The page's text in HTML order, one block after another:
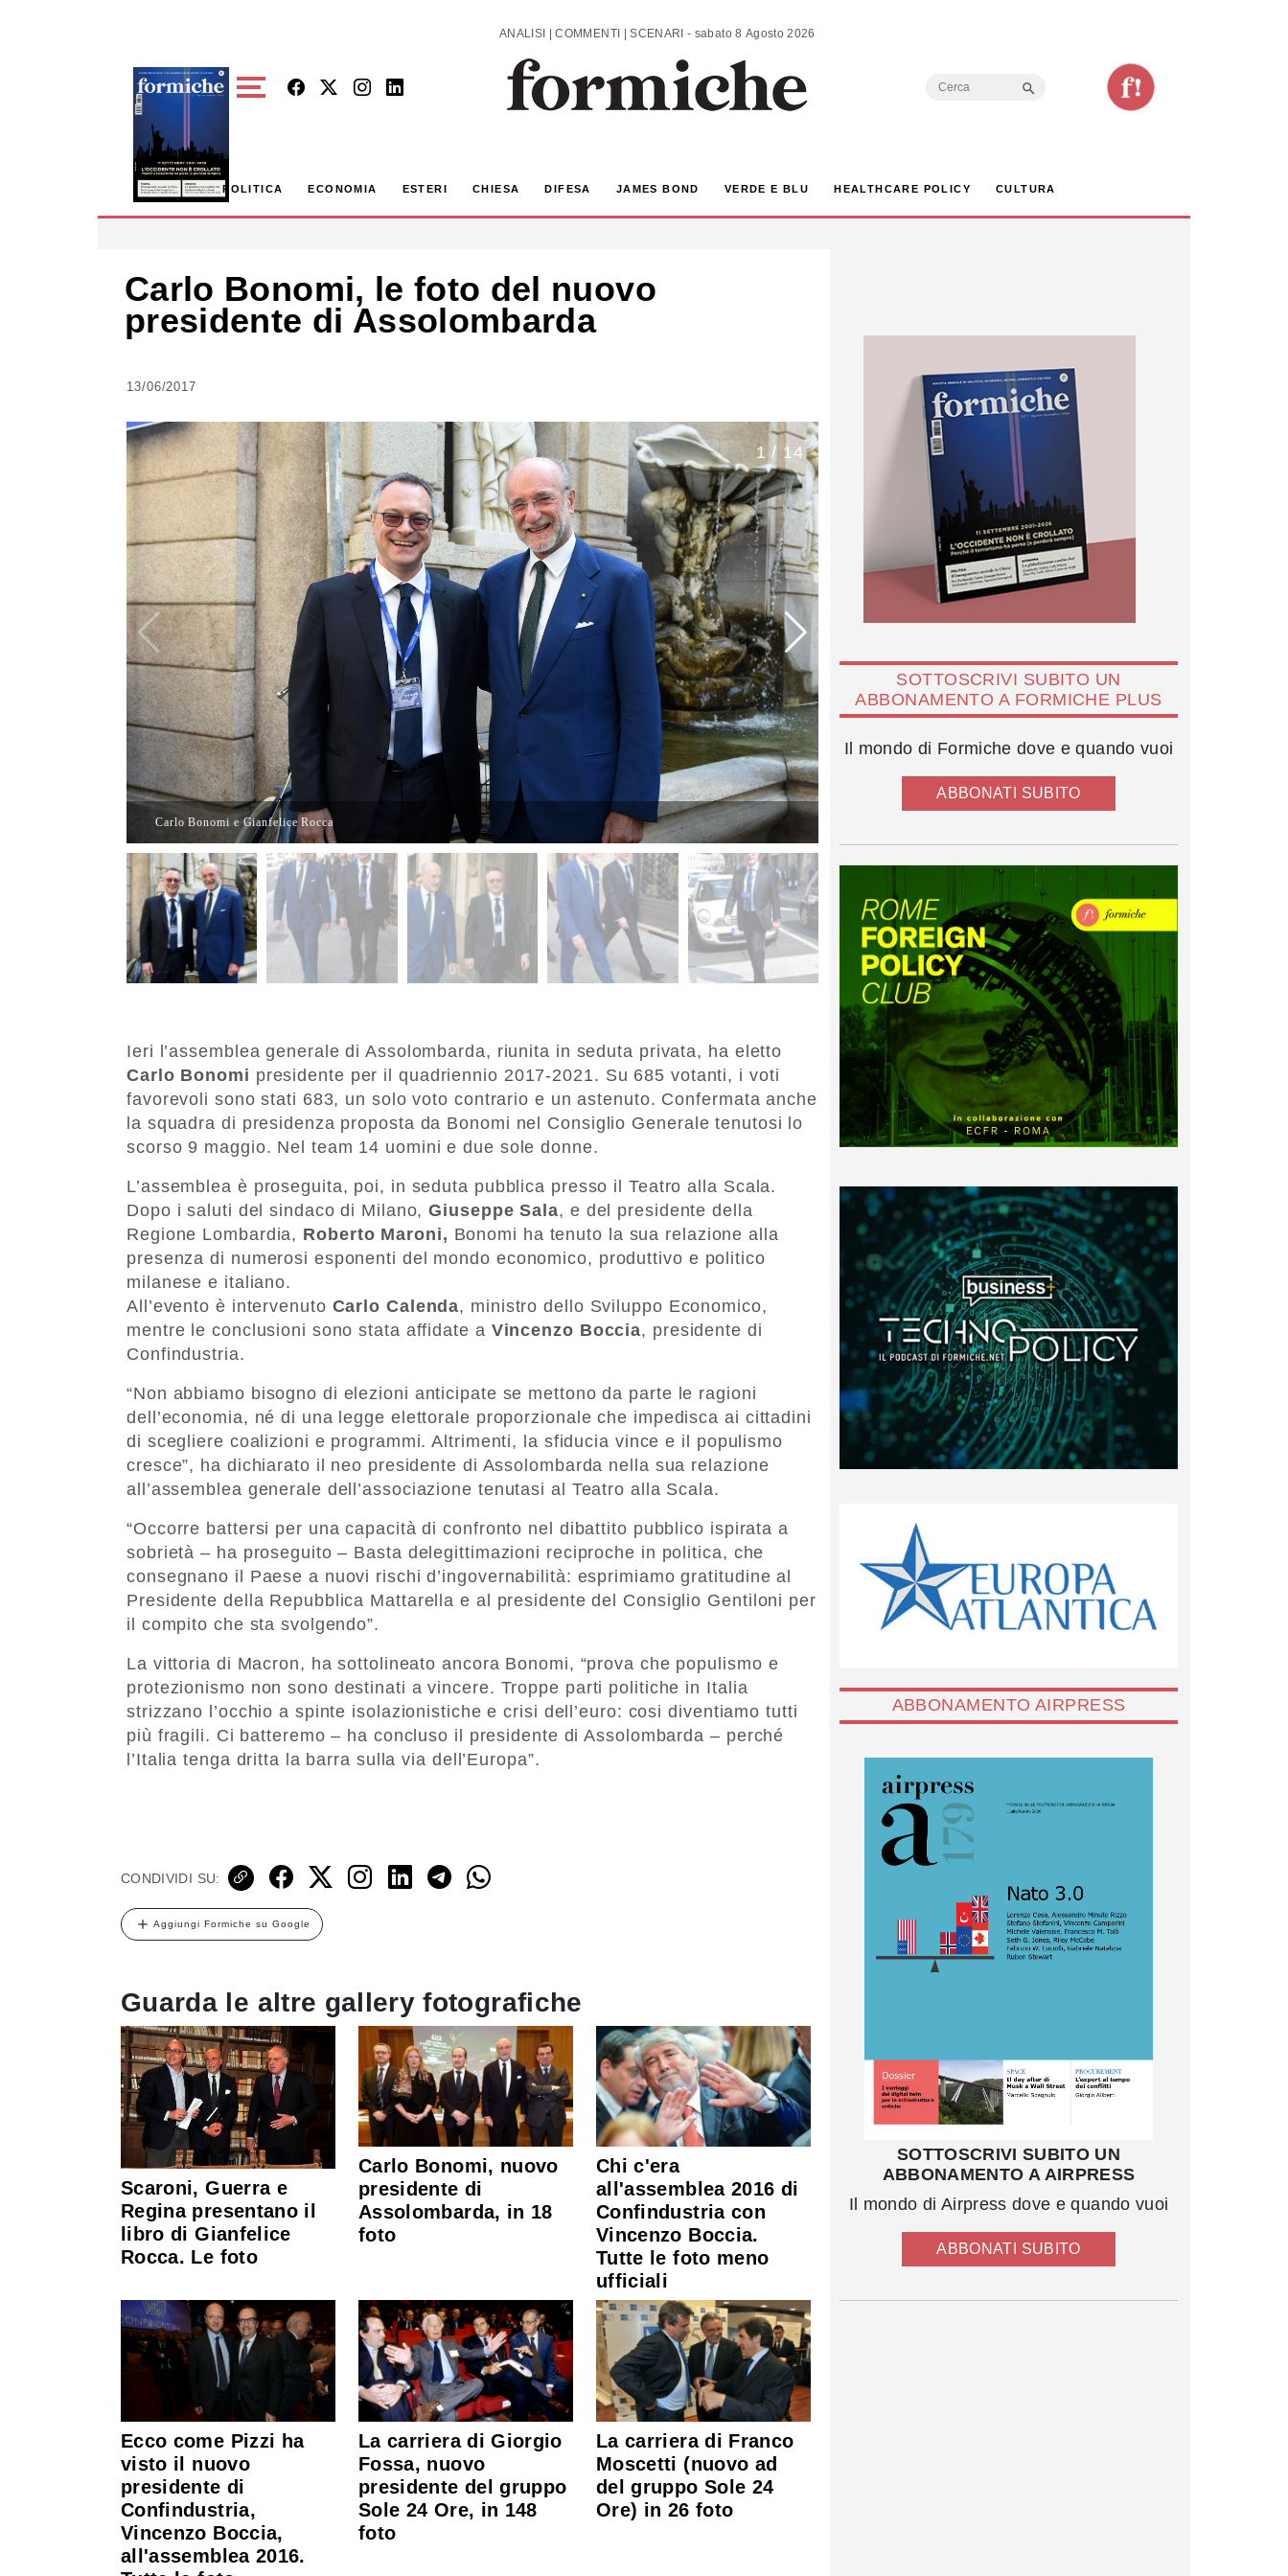
ANALISI | COMMENTI | SCENARI - sabato 8 Agosto 2026
Search
POLITICA ECONOMIA ESTERI CHIESA DIFESA JAMES BOND VERDE E BLU HEALTHCARE POLICY CULTURA
Carlo Bonomi, le foto del nuovo
presidente di Assolombarda
13/06/2017
1 / 14
Carlo Bonomi e Gianfelice Rocca
Ieri l’assemblea generale di Assolombarda, riunita in seduta privata, ha eletto
Carlo Bonomi presidente per il quadriennio 2017-2021. Su 685 votanti, i voti
favorevoli sono stati 683, un solo voto contrario e un astenuto. Confermata anche
la squadra di presidenza proposta da Bonomi nel Consiglio Generale tenutosi lo
scorso 9 maggio. Nel team 14 uomini e due sole donne.
L’assemblea è proseguita, poi, in seduta pubblica presso il Teatro alla Scala.
Dopo i saluti del sindaco di Milano,Giuseppe Sala, e del presidente della
Regione Lombardia, Roberto Maroni, Bonomi ha tenuto la sua relazione alla
presenza di numerosi esponenti del mondo economico, produttivo e politico
milanese e italiano.
All’evento è intervenuto Carlo Calenda, ministro dello Sviluppo Economico,
mentre le conclusioni sono stata affidate a Vincenzo Boccia, presidente di
Confindustria.
“Non abbiamo bisogno di elezioni anticipate se mettono da parte le ragioni
dell’economia, né di una legge elettorale proporzionale che impedisca ai cittadini
di scegliere coalizioni e programmi. Altrimenti, la sfiducia vince e il populismo
cresce”, ha dichiarato il neo presidente di Assolombarda nella sua relazione
all’assemblea generale dell’associazione tenutasi al Teatro alla Scala.
“Occorre battersi per una capacità di confronto nel dibattito pubblico ispirata a
sobrietà – ha proseguito – Basta delegittimazioni reciproche in politica, che
consegnano il Paese a nuovi rischi d’ingovernabilità: esprimiamo gratitudine al
Presidente della Repubblica Mattarella e al presidente del Consiglio Gentiloni per
il compito che sta svolgendo”.
La vittoria di Macron, ha sottolineato ancora Bonomi, “prova che populismo e
protezionismo non sono destinati a vincere. Troppe parti politiche in Italia
strizzano l’occhio a spinte isolazionistiche e crisi dell’euro: cosi diventiamo tutti
più fragili. Ci batteremo – ha concluso il presidente di Assolombarda – perché
l’Italia tenga dritta la barra sulla via dell’Europa”.
CONDIVIDI SU:
Aggiungi Formiche su Google
Guarda le altre gallery fotografiche
Scaroni, Guerra e
Regina presentano il
libro di Gianfelice
Rocca. Le foto
Carlo Bonomi, nuovo
presidente di
Assolombarda, in 18
foto
Chi c'era
all'assemblea 2016 di
Confindustria con
Vincenzo Boccia.
Tutte le foto meno
ufficiali
Ecco come Pizzi ha
visto il nuovo
presidente di
Confindustria,
Vincenzo Boccia,
all'assemblea 2016.
La carriera di Giorgio
Fossa, nuovo
presidente del gruppo
Sole 24 Ore, in 148
foto
La carriera di Franco
Moscetti (nuovo ad
del gruppo Sole 24
Ore) in 26 foto
SOTTOSCRIVI SUBITO UN
ABBONAMENTO A FORMICHE PLUS
Il mondo di Formiche dove e quando vuoi
ABBONATI SUBITO
ABBONAMENTO AIRPRESS
SOTTOSCRIVI SUBITO UN
ABBONAMENTO A AIRPRESS
Il mondo di Airpress dove e quando vuoi
ABBONATI SUBITO